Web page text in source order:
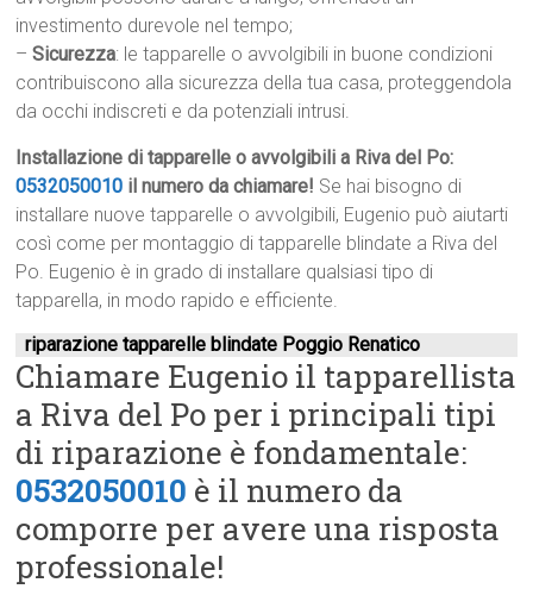
investimento durevole nel tempo;
–Sicurezza: le tapparelle o avvolgibili in buone condizioni
contribuiscono alla sicurezza della tua casa, proteggendola
da occhi indiscreti e da potenziali intrusi.
Installazione di tapparelle o avvolgibili a Riva del Po:
0532050010 il numero da chiamare! Se hai bisogno di
installare nuove tapparelle o avvolgibili, Eugenio può aiutarti
così come per montaggio di tapparelle blindate a Riva del
Po. Eugenio è in grado di installare qualsiasi tipo di
tapparella, in modo rapido e efficiente.
riparazione tapparelle blindate Poggio Renatico
Chiamare Eugenio il tapparellista
a Riva del Po per i principali tipi
di riparazione è fondamentale:
0532050010 è il numero da
comporre per avere una risposta
professionale!